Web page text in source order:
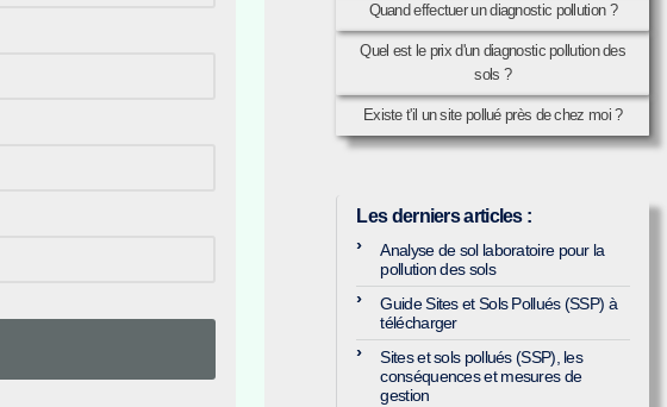
Quand effectuer un diagnostic pollution ?
Quel est le prix d'un diagnostic pollution des
sols ?
Existe t'il un site pollué près de chez moi ?
Les derniers articles :
Analyse de sol laboratoire pour la
pollution des sols
Guide Sites et Sols Pollués (SSP) à
télécharger
Sites et sols pollués (SSP), les
conséquences et mesures de
gestion